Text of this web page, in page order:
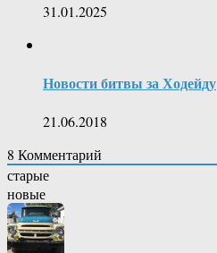
31.01.2025
Новости битвы за Ходейду
21.06.2018
8 Комментарий
старые
новые